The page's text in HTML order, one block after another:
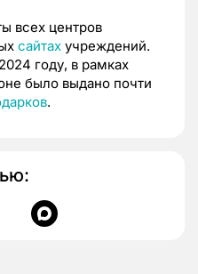
всех центров
сайтах учреждений.
году, в рамках
было выдано почти
.